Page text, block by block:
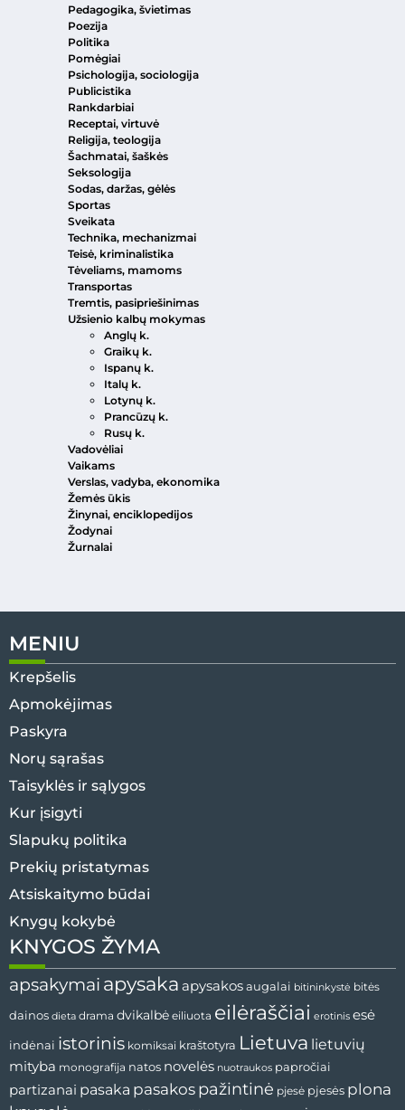
Pedagogika, švietimas
Poezija
Politika
Pomėgiai
Psichologija, sociologija
Publicistika
Rankdarbiai
Receptai, virtuvė
Religija, teologija
Šachmatai, šaškės
Seksologija
Sodas, daržas, gėlės
Sportas
Sveikata
Technika, mechanizmai
Teisė, kriminalistika
Tėveliams, mamoms
Transportas
Tremtis, pasipriešinimas
Užsienio kalbų mokymas
Anglų k.
Graikų k.
Ispanų k.
Italų k.
Lotynų k.
Prancūzų k.
Rusų k.
Vadovėliai
Vaikams
Verslas, vadyba, ekonomika
Žemės ūkis
Žinynai, enciklopedijos
Žodynai
Žurnalai
MENIU
Krepšelis
Apmokėjimas
Paskyra
Norų sąrašas
Taisyklės ir sąlygos
Kur įsigyti
Slapukų politika
Prekių pristatymas
Atsiskaitymo būdai
Knygų kokybė
KNYGOS ŽYMA
apsakymai apysaka apysakos augalai bitininkystė bitės
dainos dieta drama dvikalbė eiliuota eilėraščiai erotinis esė
indėnai istorinis komiksai kraštotyra Lietuva lietuvių
mityba monografija natos novelės nuotraukos papročiai
partizanai pasaka pasakos pažintinė pjesė pjesės plona